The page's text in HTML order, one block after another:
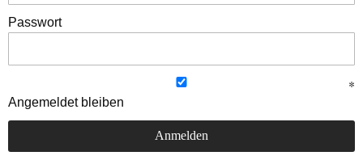
Passwort
Angemeldet bleiben